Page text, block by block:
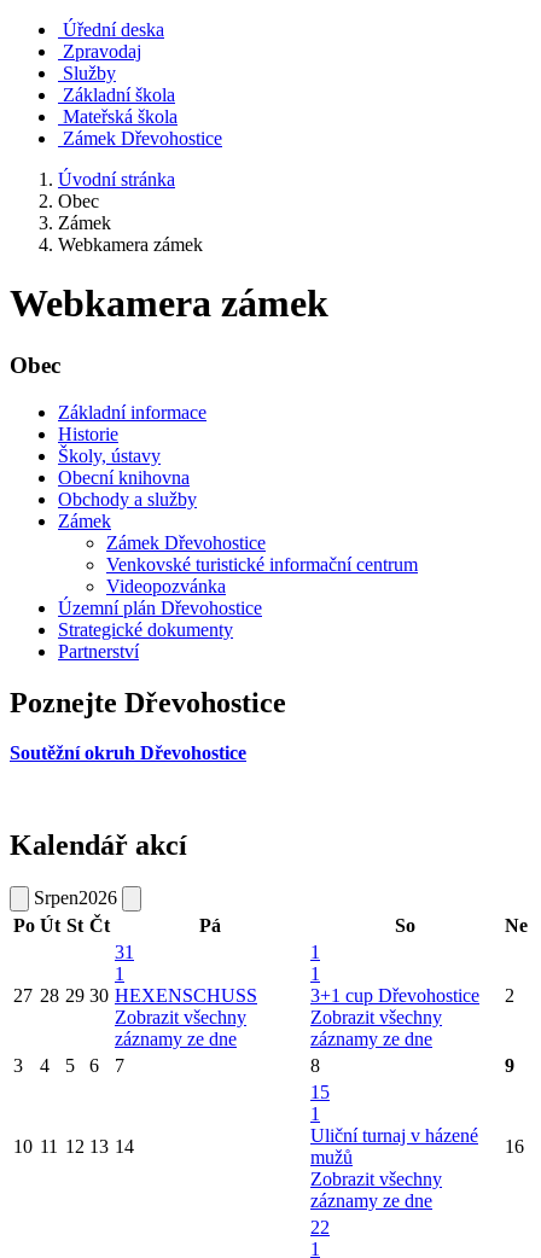
Úřední deska
Zpravodaj
Služby
Základní škola
Mateřská škola
Zámek Dřevohostice
Úvodní stránka
Obec
Zámek
Webkamera zámek
Webkamera zámek
Obec
Základní informace
Historie
Školy, ústavy
Obecní knihovna
Obchody a služby
Zámek
Zámek Dřevohostice
Venkovské turistické informační centrum
Videopozvánka
Územní plán Dřevohostice
Strategické dokumenty
Partnerství
Poznejte Dřevohostice
Soutěžní okruh Dřevohostice
Kalendář akcí
Srpen2026
Po Út St Čt Pá So Ne
27 28 29 30
31
1
HEXENSCHUSS
Zobrazit všechny
záznamy ze dne
1
1
3+1 cup Dřevohostice
Zobrazit všechny
záznamy ze dne
2
3 4 5 6 7 8 9
10 11 12 13 14
15
1
Uliční turnaj v házené
mužů
Zobrazit všechny
záznamy ze dne
16
22
1